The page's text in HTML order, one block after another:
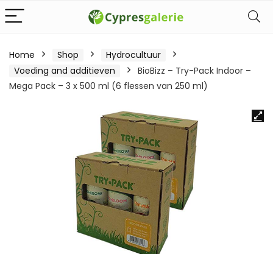
Home Shop
Hydrocultuur
Voeding and additieven
BioBizz – Try-Pack Indoor –
Mega Pack – 3 x 500 ml (6 flessen van 250 ml)